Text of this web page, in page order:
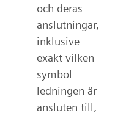
och deras
anslutningar,
inklusive
exakt vilken
symbol
ledningen är
ansluten till,